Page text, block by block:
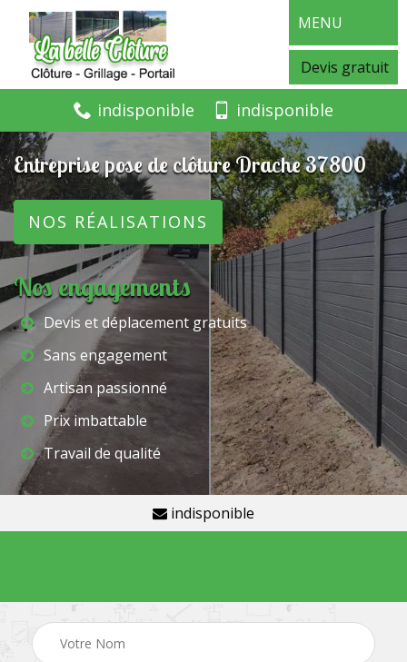
MENU
Devis gratuit
indisponible indisponible
Entreprise pose de clôture Drache 37800
NOS RÉALISATIONS
Nos engagements
Devis et déplacement gratuits
Sans engagement
Artisan passionné
Prix imbattable
Travail de qualité
indisponible